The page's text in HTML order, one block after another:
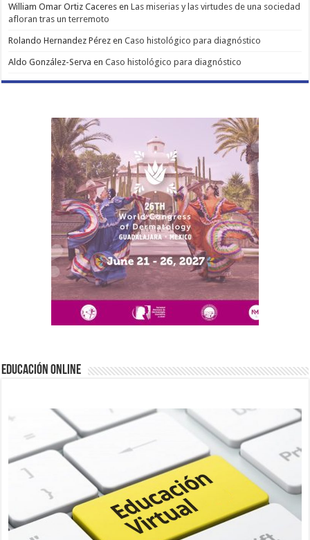
William Omar Ortiz Caceres enLas miserias y las virtudes de una sociedad
afloran tras un terremoto
Rolando Hernandez Pérez enCaso histológico para diagnóstico
Aldo González-Serva enCaso histológico para diagnóstico
EDUCACIÓN ONLINE